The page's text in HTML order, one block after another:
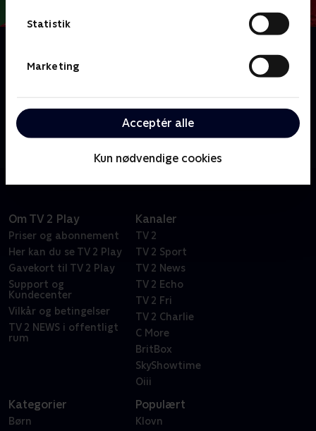
Statistik
Marketing
Acceptér alle
Kun nødvendige cookies
Fodboldklubben FC Fredericia er i krise og står til
nedrykning fra 1. division. Cheftræneren Frederik
en ny stjernespiller. Her møder han den godtroende
Sunday, som han tilbyder en kontrakt, selvom Sunday
Om TV 2 Play
Priser og abonnement
Her kan du se TV 2 Play
Gavekort til TV 2 Play
Support og
Kundecenter
Vilkår og betingelser
TV 2 NEWS i offentligt
rum
Kanaler
TV 2
TV 2 Sport
TV 2 News
TV 2 Echo
TV 2 Fri
TV 2 Charlie
C More
BritBox
SkyShowtime
Oiii
Kategorier
Børn
Populært
Klovn